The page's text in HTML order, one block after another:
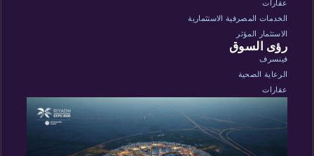
عقارات
الخدمات المصرفية الاستثمارية
الاستثمار المؤثر
رؤى السوق
فينسرف
الرعاية الصحية
عقارات